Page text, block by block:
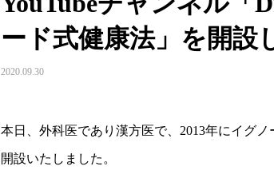
ード式健康法」を開設
2020.09.30
本日、外科医であり漢方医で、2013年にイグ
開設いたしました。